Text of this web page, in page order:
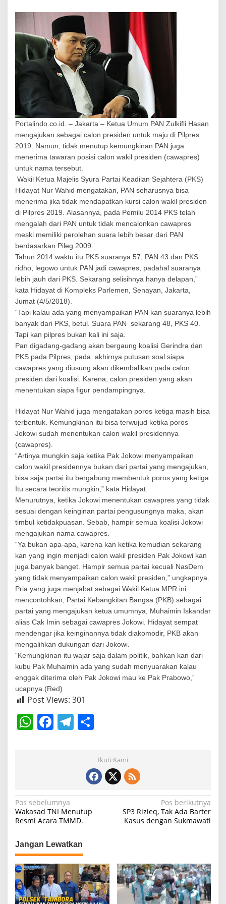
n
A
N
L
e
g
o
a
k
A
m
b
i
l
J
a
t
h
C
a
w
a
p
e
s
1
9
Portalindo.co.id. – Jakarta – Ketua Umum PAN Zulkifli Hasan
mengajukan sebagai calon presiden untuk maju di Pilpres
2019. Namun, tidak menutup kemungkinan PAN juga
menerima tawaran posisi calon wakil presiden (cawapres)
untuk nama tersebut.
Wakil Ketua Majelis Syura Partai Keadilan Sejahtera (PKS)
Hidayat Nur Wahid mengatakan, PAN seharusnya bisa
menerima jika tidak mendapatkan kursi calon wakil presiden
di Pilpres 2019. Alasannya, pada Pemilu 2014 PKS telah
mengalah dari PAN untuk tidak mencalonkan cawapres
meski memiliki perolehan suara lebih besar dari PAN
berdasarkan Pileg 2009.
Tahun 2014 waktu itu PKS suaranya 57, PAN 43 dan PKS
ridho, legowo untuk PAN jadi cawapres, padahal suaranya
lebih jauh dari PKS. Sekarang selisihnya hanya delapan,”
kata Hidayat di Kompleks Parlemen, Senayan, Jakarta,
Jumat (4/5/2018).
“Tapi kalau ada yang menyampaikan PAN kan suaranya lebih
banyak dari PKS, betul. Suara PAN sekarang 48, PKS 40.
Tapi kan pilpres bukan kali ini saja.
Pan digadang-gadang akan bergaung koalisi Gerindra dan
PKS pada Pilpres, pada akhirnya putusan soal siapa
cawapres yang diusung akan dikembalikan pada calon
presiden dari koalisi. Karena, calon presiden yang akan
menentukan siapa figur pendampingnya.
Hidayat Nur Wahid juga mengatakan poros ketiga masih bisa
terbentuk. Kemungkinan itu bisa terwujud ketika poros
Jokowi sudah menentukan calon wakil presidennya
(cawapres).
“Artinya mungkin saja ketika Pak Jokowi menyampaikan
calon wakil presidennya bukan dari partai yang mengajukan,
bisa saja partai itu bergabung membentuk poros yang ketiga.
Itu secara teoritis mungkin,” kata Hidayat.
Menurutnya, ketika Jokowi menentukan cawapres yang tidak
sesuai dengan keinginan partai pengusungnya maka, akan
timbul ketidakpuasan. Sebab, hampir semua koalisi Jokowi
mengajukan nama cawapres.
“Ya bukan apa-apa, karena kan ketika kemudian sekarang
kan yang ingin menjadi calon wakil presiden Pak Jokowi kan
juga banyak banget. Hampir semua partai kecuali NasDem
yang tidak menyampaikan calon wakil presiden,” ungkapnya.
Pria yang juga menjabat sebagai Wakil Ketua MPR ini
mencontohkan, Partai Kebangkitan Bangsa (PKB) sebagai
partai yang mengajukan ketua umumnya, Muhaimin Iskandar
alias Cak Imin sebagai cawapres Jokowi. Hidayat sempat
mendengar jika keinginannya tidak diakomodir, PKB akan
mengalihkan dukungan dari Jokowi.
“Kemungkinan itu wajar saja dalam politik, bahkan kan dari
kubu Pak Muhaimin ada yang sudah menyuarakan kalau
enggak diterima oleh Pak Jokowi mau ke Pak Prabowo,”
ucapnya.(Red)
Post Views: 301
W
p
p
F
o
o
T
gr
m
ar
eIkuti Kami
N
a
i
g
a
s
Pos sebelumnya
Wakasad TNI Menutup
Resmi Acara TMMD.
Pos berikutnya
SP3 Rizieq, Tak Ada Barter
Kasus dengan Sukmawati
Jangan Lewatkan